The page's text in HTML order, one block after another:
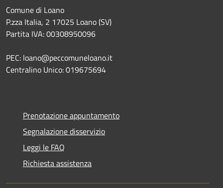
Comune di Loano
P.zza Italia, 2 17025 Loano (SV)
Partita IVA: 00308950096
PEC: loano@peccomuneloano.it
Centralino Unico: 019675694
Prenotazione appuntamento
Segnalazione disservizio
Leggi le FAQ
Richiesta assistenza